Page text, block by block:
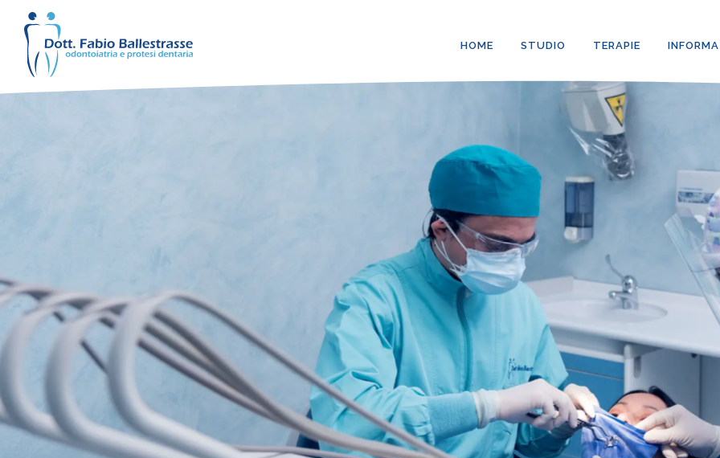
HOME STUDIO TERAPIE
Odontoiatria generale